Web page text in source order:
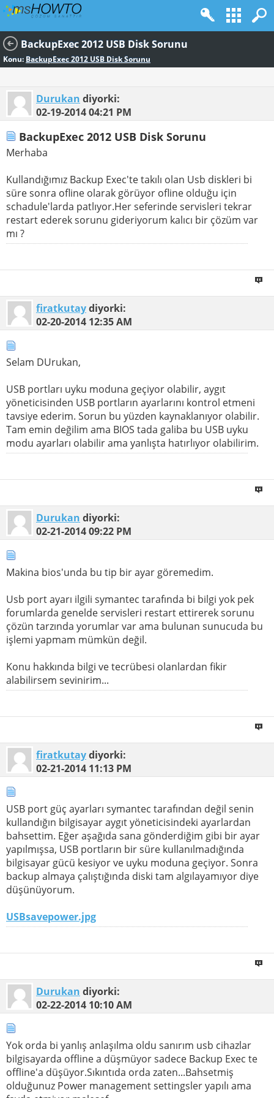
BackupExec 2012 USB Disk Sorunu
Konu: BackupExec 2012 USB Disk Sorunu
Durukan diyorki:
02-19-201404:21 PM
BackupExec 2012 USB Disk Sorunu
Merhaba
Kullandığımız Backup Exec'te takılı olan Usb diskleri bi
süre sonra ofline olarak görüyor ofline olduğu için
schadule'larda patlıyor.Her seferinde servisleri tekrar
restart ederek sorunu gideriyorum kalıcı bir çözüm var
mı ?
firatkutaydiyorki:
02-20-2014 12:35 AM
Selam DUrukan,
USB portları uyku moduna geçiyor olabilir, aygıt
yöneticisinden USB portların ayarlarını kontrol etmeni
tavsiye ederim. Sorun bu yüzden kaynaklanıyor olabilir.
Tam emin değilim ama BIOS tada galiba bu USB uyku
modu ayarları olabilir ama yanlışta hatırlıyor olabilirim.
Durukan diyorki:
02-21-201409:22 PM
Makina bios'unda bu tip bir ayar göremedim.
Usb port ayarı ilgili symantec tarafında bi bilgi yok pek
forumlarda genelde servisleri restart ettirerek sorunu
çözün tarzında yorumlar var ama bulunan sunucuda bu
işlemi yapmam mümkün değil.
Konu hakkında bilgi ve tecrübesi olanlardan fikir
alabilirsem sevinirim...
firatkutaydiyorki:
02-21-2014 11:13 PM
USB port güç ayarları symantec tarafından değil senin
kullandığın bilgisayar aygıt yöneticisindeki ayarlardan
bahsettim. Eğer aşağıda sana gönderdiğim gibi bir ayar
yapılmışsa, USB portların bir süre kullanılmadığında
bilgisayar gücü kesiyor ve uyku moduna geçiyor. Sonra
backup almaya çalıştığında diski tam algılayamıyor diye
düşünüyorum.
USBsavepower.jpg
Durukan diyorki:
02-22-2014 10:10 AM
Yok orda bi yanlış anlaşılma oldu sanırım usb cihazlar
bilgisayarda offline a düşmüyor sadece Backup Exec te
offline'a düşüyor.Sıkıntıda orda zaten...Bahsetmiş
olduğunuz Power management settingsler yapılı ama